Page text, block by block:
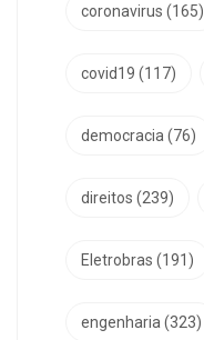
coronavirus (165)
covid19 (117)
democracia (76)
direitos (239)
Eletrobras (191)
engenharia (323)